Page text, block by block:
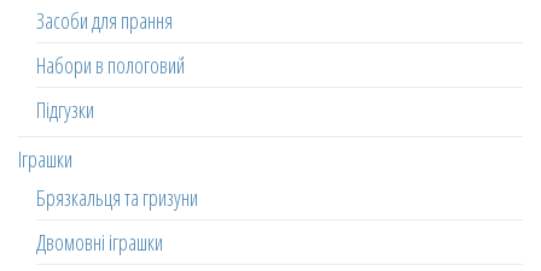
Засоби для прання
Набори в пологовий
Підгузки
Іграшки
Брязкальця та гризуни
Двомовні іграшки